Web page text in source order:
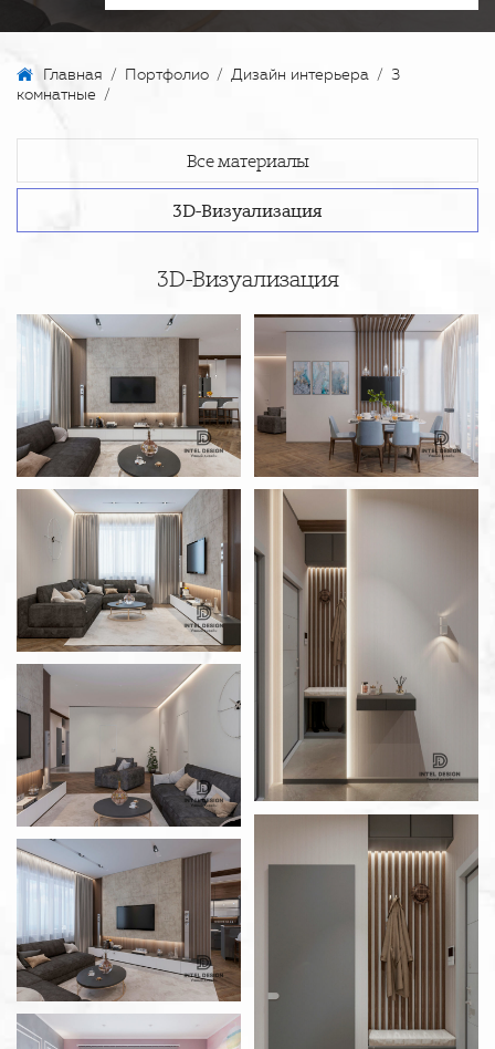
Главная / Портфолио / Дизайн интерьера / 3
комнатные /
Все материалы
3D-Визуализация
3D-Визуализация